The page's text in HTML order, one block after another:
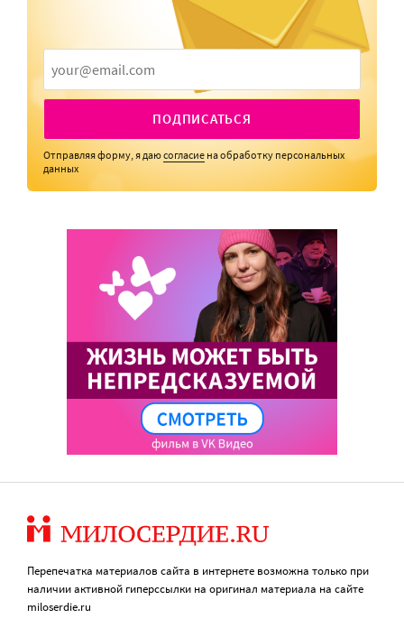
ПОДПИСАТЬСЯ
Отправляя форму, я даюсогласие на обработку персональных
данных
Перепечатка материалов сайта в интернете возможна только при
наличии активной гиперссылки на оригинал материала на сайте
miloserdie.ru